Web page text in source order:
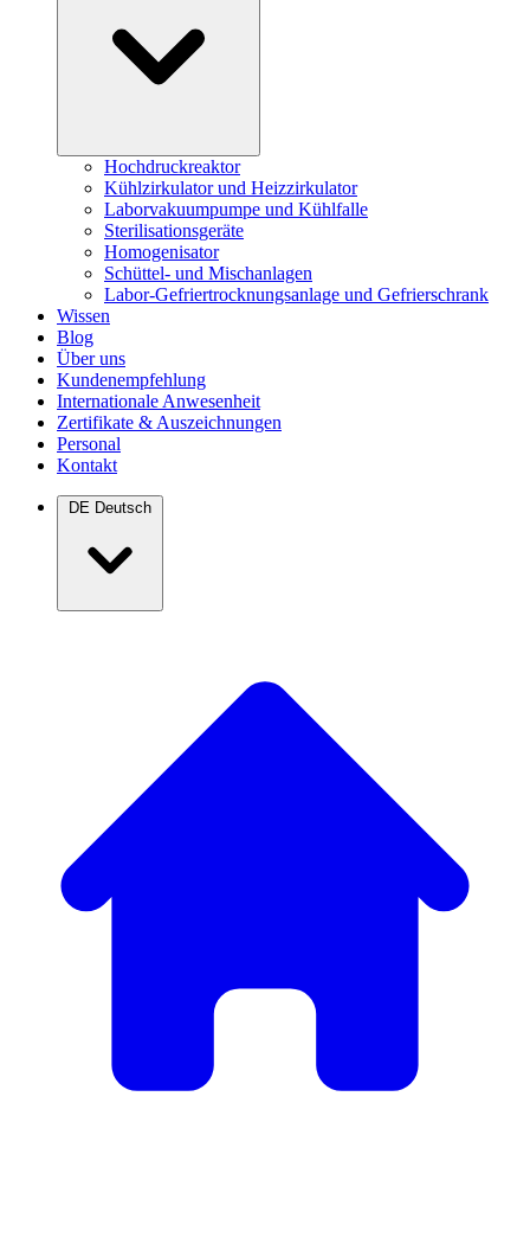
Hochdruckreaktor
Kühlzirkulator und Heizzirkulator
Laborvakuumpumpe und Kühlfalle
Sterilisationsgeräte
Homogenisator
Schüttel- und Mischanlagen
Labor-Gefriertrocknungsanlage und Gefrierschrank
Wissen
Blog
Über uns
Kundenempfehlung
Internationale Anwesenheit
Zertifikate & Auszeichnungen
Personal
Kontakt
DE Deutsch